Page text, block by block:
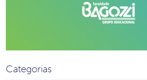
Categorias